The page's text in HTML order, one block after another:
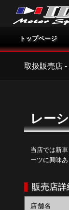
トップページ
取扱販売店 -
レー
当店では新
ーツに興味
販売店詳
店舗名